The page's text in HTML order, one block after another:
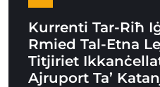
Kurrenti Tar-Riħ
Rmied Tal-Etna
Titjiriet
Ajruport Ta’